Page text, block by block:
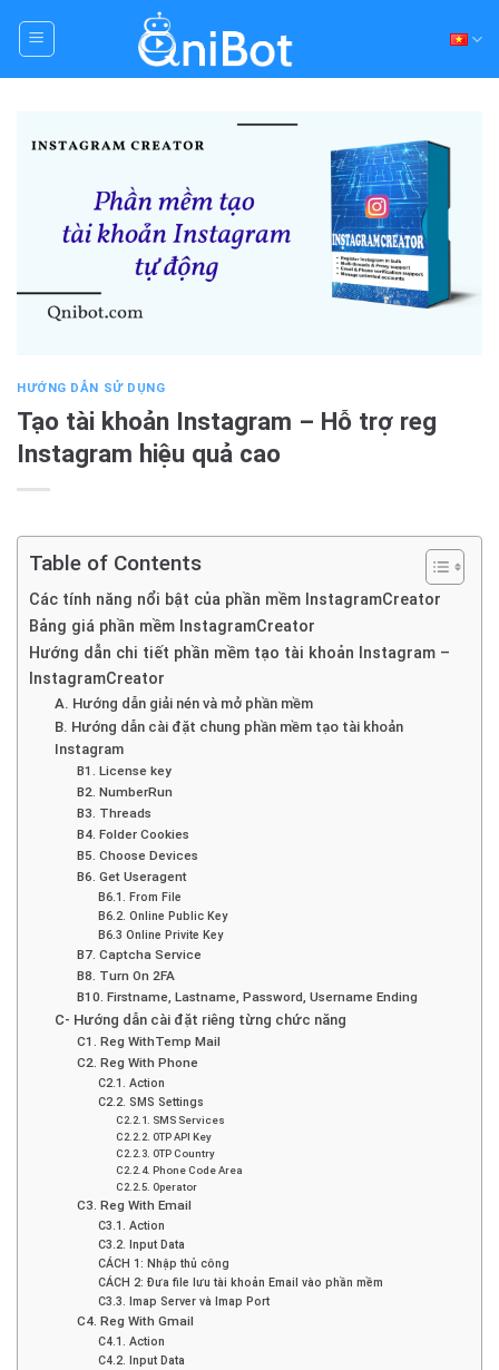
HƯỚNG DẪN SỬ DỤNG
Tạo tài khoản Instagram – Hỗ trợ reg
Instagram hiệu quả cao
Table of Contents
Các tính năng nổi bật của phần mềm InstagramCreator
Bảng giá phần mềm InstagramCreator
Hướng dẫn chi tiết phần mềm tạo tài khoản Instagram –
InstagramCreator
A. Hướng dẫn giải nén và mở phần mềm
B. Hướng dẫn cài đặt chung phần mềm tạo tài khoản
Instagram
B1. License key
B2. NumberRun
B3. Threads
B4. Folder Cookies
B5. Choose Devices
B6. Get Useragent
B6.1. From File
B6.2. Online Public Key
B6.3 Online Privite Key
B7. Captcha Service
B8. Turn On 2FA
B10. Firstname, Lastname, Password, Username Ending
C- Hướng dẫn cài đặt riêng từng chức năng
C1. Reg WithTemp Mail
C2. Reg With Phone
C2.1. Action
C2.2. SMS Settings
C2.2.1. SMS Services
C2.2.2. OTP API Key
C2.2.3. OTP Country
C2.2.4. Phone Code Area
C2.2.5. Operator
C3. Reg With Email
C3.1. Action
C3.2. Input Data
CÁCH 1: Nhập thủ công
CÁCH 2: Đưa file lưu tài khoản Email vào phần mềm
C3.3. Imap Server và Imap Port
C4. Reg With Gmail
C4.1. Action
C4.2. Input Data